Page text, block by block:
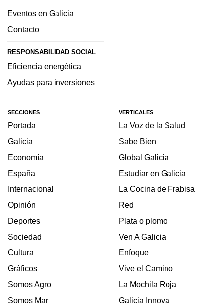
Eventos en Galicia
Contacto
RESPONSABILIDAD SOCIAL
Eficiencia energética
Ayudas para inversiones
SECCIONES
Portada
Galicia
Economía
España
Internacional
Opinión
Deportes
Sociedad
Cultura
Gráficos
Somos Agro
Somos Mar
VERTICALES
La Voz de la Salud
Sabe Bien
Global Galicia
Estudiar en Galicia
La Cocina de Frabisa
Red
Plata o plomo
Ven A Galicia
Enfoque
Vive el Camino
La Mochila Roja
Galicia Innova